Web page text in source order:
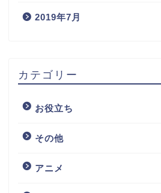
2019年7月
カテゴリー
お役立ち
その他
アニメ